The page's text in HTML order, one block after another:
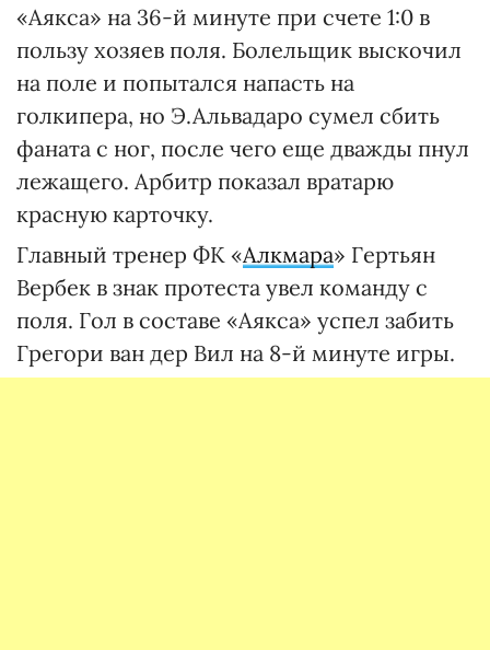
«Аякса» на 36-й минуте при счете 1:0 в
пользу хозяев поля. Болельщик выскочил
на поле и попытался напасть на
голкипера, но Э.Альвадаро сумел сбить
фаната с ног, после чего еще дважды пнул
лежащего. Арбитр показал вратарю
красную карточку.
Главный тренер ФК «Алкмара» Гертьян
Вербек в знак протеста увел команду с
поля. Гол в составе «Аякса» успел забить
Грегори ван дер Вил на 8-й минуте игры.